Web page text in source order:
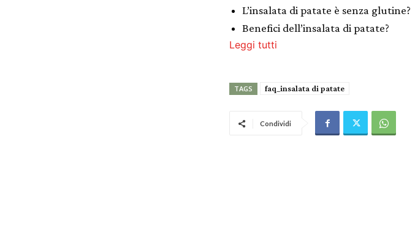
L’insalata di patate è senza glutine?
Benefici dell’insalata di patate?
Leggi tutti
TAGS faq_insalata di patate
Condividi